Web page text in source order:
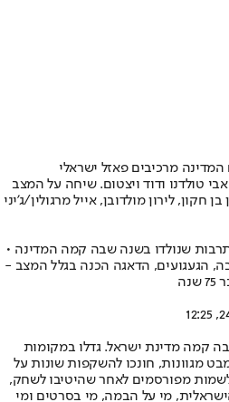
מרכיבים פאזל ישראלי
טולדנו ודוד ויצטום. שיחה על המצב
שנולדו בשנה שבה קמה המדינה •
הגעגועים, הדאגה הכנה בגלל המצב -
בשנה שבה קמה מדינת ישראל. גדלו במקומות
מגוונות, חונכו להשקפות שונות על
מפורסמים לאחר שהיטיבו לשחק,
מי על הבמה, מי בסרטים ומי